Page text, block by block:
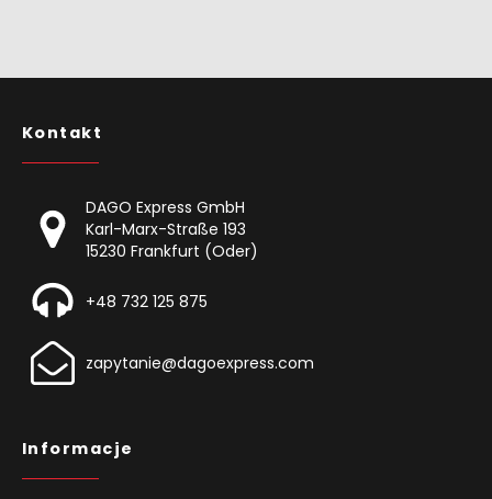
Kontakt
DAGO Express GmbH
Karl-Marx-Straße 193
15230 Frankfurt (Oder)
+48 732 125 875
zapytanie@dagoexpress.com
Informacje